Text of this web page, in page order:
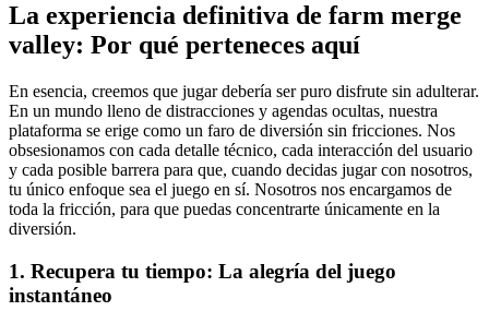
La experiencia definitiva de farm merge
valley: Por qué perteneces aquí
En esencia, creemos que jugar debería ser puro disfrute sin adulterar.
En un mundo lleno de distracciones y agendas ocultas, nuestra
plataforma se erige como un faro de diversión sin fricciones. Nos
obsesionamos con cada detalle técnico, cada interacción del usuario
y cada posible barrera para que, cuando decidas jugar con nosotros,
tu único enfoque sea el juego en sí. Nosotros nos encargamos de
toda la fricción, para que puedas concentrarte únicamente en la
diversión.
1. Recupera tu tiempo: La alegría del juego
instantáneo